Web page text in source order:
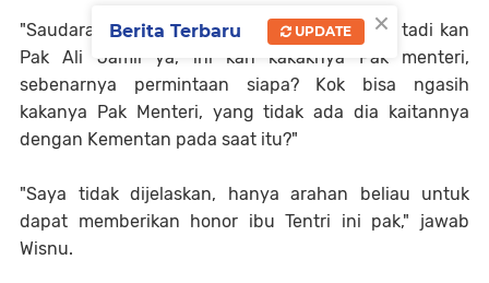
"Saudara tahu tidak, apa pernah diberitakan, tadi kan
Pak Ali Jamil ya, ini kan kakaknya Pak menteri,
sebenarnya permintaan siapa? Kok bisa ngasih
kakanya Pak Menteri, yang tidak ada dia kaitannya
dengan Kementan pada saat itu?"
"Saya tidak dijelaskan, hanya arahan beliau untuk
dapat memberikan honor ibu Tentri ini pak," jawab
Wisnu.
×
Berita Terbaru UPDATE